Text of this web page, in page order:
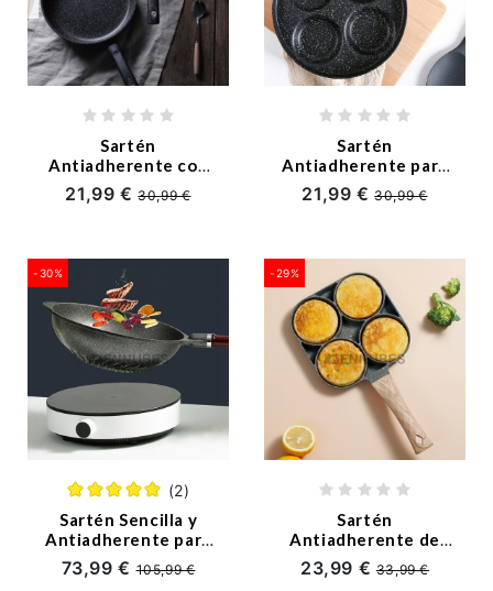
Sartén
Antiadherente con
Patrón de Mármol
21,99 €30,99 €
Sartén
Antiadherente para
Tortillas
21,99 €30,99 €
-30%
(2)
Sartén Sencilla y
Antiadherente para
Uso Doméstico con
Estilo Coreano
73,99 €105,99 €
-29%
Sartén
Antiadherente de
Cuatro Agujeros para
Huevos
23,99 €33,99 €